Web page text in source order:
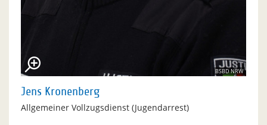
BSBD NRW
Jens Kronenberg
Allgemeiner Vollzugsdienst (Jugendarrest)